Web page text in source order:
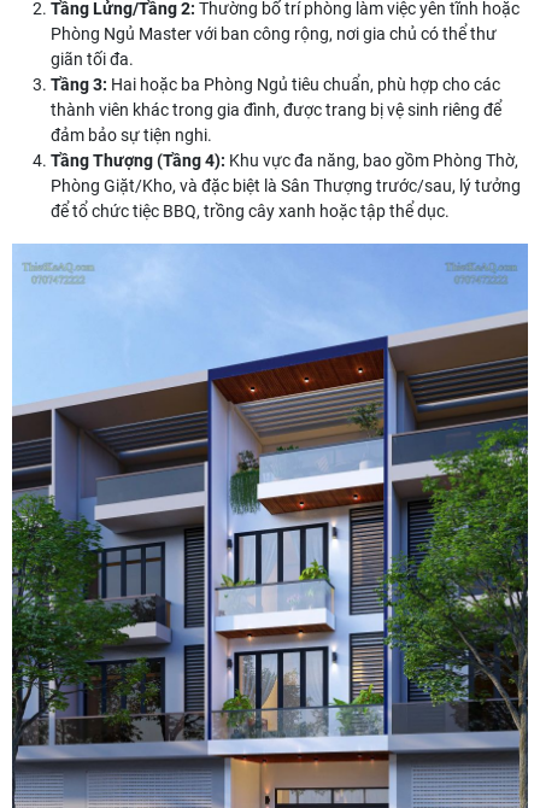
Tầng Lửng/Tầng 2: Thường bố trí phòng làm việc yên tĩnh hoặc
Phòng Ngủ Master với ban công rộng, nơi gia chủ có thể thư
giãn tối đa.
Tầng 3: Hai hoặc ba Phòng Ngủ tiêu chuẩn, phù hợp cho các
thành viên khác trong gia đình, được trang bị vệ sinh riêng để
đảm bảo sự tiện nghi.
Tầng Thượng (Tầng 4): Khu vực đa năng, bao gồm Phòng Thờ,
Phòng Giặt/Kho, và đặc biệt là Sân Thượng trước/sau, lý tưởng
để tổ chức tiệc BBQ, trồng cây xanh hoặc tập thể dục.